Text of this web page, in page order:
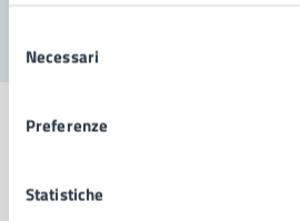
delNecessari
Preferenze
StatisticheComune di Napoli